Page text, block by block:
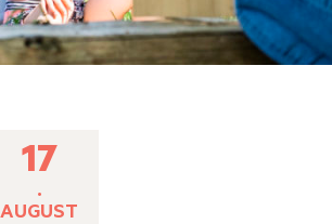
17
.
AUGUST